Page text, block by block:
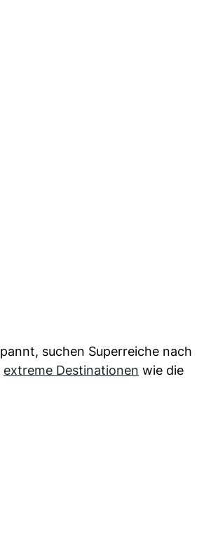
suchen Superreiche nach
extreme Destinationen wie die